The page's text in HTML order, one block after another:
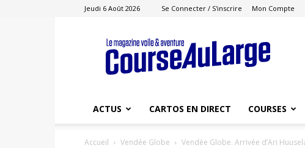
Jeudi 6 Août 2026 Se Connecter / S'inscrire Mon Compte
Course
au
Large
ACTUS CARTOS EN DIRECT COURSES
Accueil Vendée Globe Vendée Globe. Arrivée d’Ari